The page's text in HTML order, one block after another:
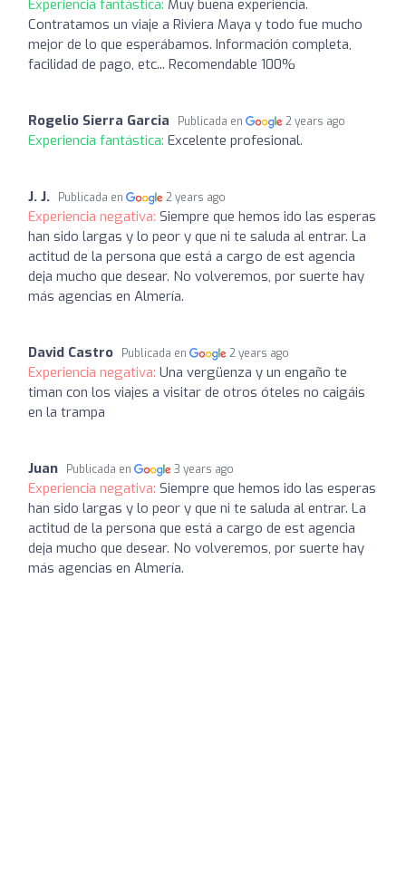
Experiencia fantástica: Muy buena experiencia.
Contratamos un viaje a Riviera Maya y todo fue mucho
mejor de lo que esperábamos. Información completa,
facilidad de pago, etc... Recomendable 100%
Rogelio Sierra Garcia Publicada en 2 years ago
Experiencia fantástica: Excelente profesional.
J. J. Publicada en 2 years ago
Experiencia negativa: Siempre que hemos ido las esperas
han sido largas y lo peor y que ni te saluda al entrar. La
actitud de la persona que está a cargo de est agencia
deja mucho que desear. No volveremos, por suerte hay
más agencias en Almería.
David Castro Publicada en 2 years ago
Experiencia negativa: Una vergüenza y un engaño te
timan con los viajes a visitar de otros óteles no caigáis
en la trampa
Juan Publicada en 3 years ago
Experiencia negativa: Siempre que hemos ido las esperas
han sido largas y lo peor y que ni te saluda al entrar. La
actitud de la persona que está a cargo de est agencia
deja mucho que desear. No volveremos, por suerte hay
más agencias en Almería.